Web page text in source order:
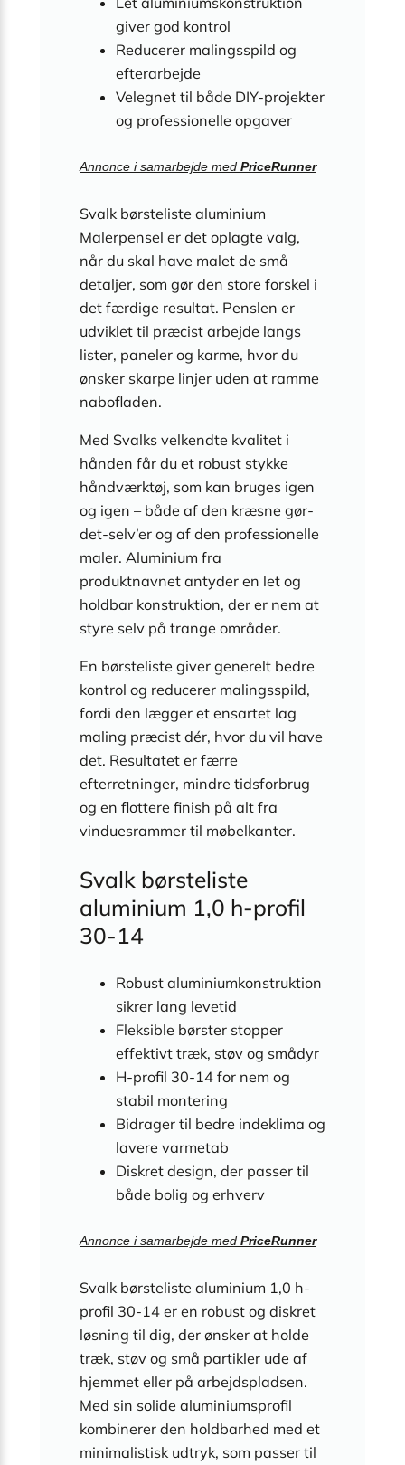
giver god kontrol
Reducerer malingsspild og
efterarbejde
Velegnet til både DIY-projekter
og professionelle opgaver
Annonce i samarbejde med PriceRunner
Svalk børsteliste aluminium
Malerpensel er det oplagte valg,
når du skal have malet de små
detaljer, som gør den store forskel i
det færdige resultat. Penslen er
udviklet til præcist arbejde langs
lister, paneler og karme, hvor du
ønsker skarpe linjer uden at ramme
nabofladen.
Med Svalks velkendte kvalitet i
hånden får du et robust stykke
håndværktøj, som kan bruges igen
og igen – både af den kræsne gør-
det-selv’er og af den professionelle
maler. Aluminium fra
produktnavnet antyder en let og
holdbar konstruktion, der er nem at
styre selv på trange områder.
En børsteliste giver generelt bedre
kontrol og reducerer malingsspild,
fordi den lægger et ensartet lag
maling præcist dér, hvor du vil have
det. Resultatet er færre
efterretninger, mindre tidsforbrug
og en flottere finish på alt fra
vinduesrammer til møbelkanter.
Svalk børsteliste
aluminium 1,0 h-profil
30-14
Robust aluminiumkonstruktion
sikrer lang levetid
Fleksible børster stopper
effektivt træk, støv og smådyr
H-profil 30-14 for nem og
stabil montering
Bidrager til bedre indeklima og
lavere varmetab
Diskret design, der passer til
både bolig og erhverv
Annonce i samarbejde med PriceRunner
Svalk børsteliste aluminium 1,0 h-
profil 30-14 er en robust og diskret
løsning til dig, der ønsker at holde
træk, støv og små partikler ude af
hjemmet eller på arbejdspladsen.
Med sin solide aluminiumsprofil
kombinerer den holdbarhed med et
minimalistisk udtryk, som passer til